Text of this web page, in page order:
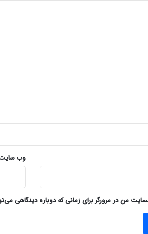
وب‌
من در مرورگر برای زمانی که دوباره دیدگاهی